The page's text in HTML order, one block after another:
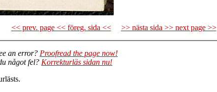
<< prev. page << föreg. sida << >> nästa sida >> next page >>
an error? Proofread the page now!
något fel? Korrekturläs sidan nu!